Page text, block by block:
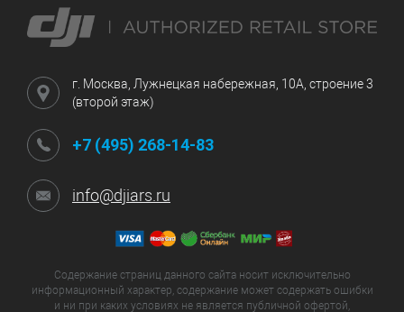
г. Москва, Лужнецкая набережная, 10А, строение 3
(второй этаж)
+7 (495) 268-14-83
info@djiars.ru
Содержание страниц данного сайта носит исключительно
информационный характер, содержание может содержать ошибки
и ни при каких условиях не является публичной офертой,